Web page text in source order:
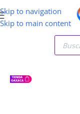
Skip to navigation
Skip to main content